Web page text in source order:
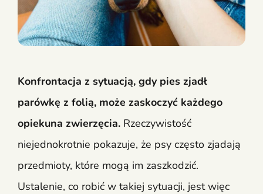
Konfrontacja z sytuacją, gdy pies zjadł
parówkę z folią, może zaskoczyć każdego
opiekuna zwierzęcia. Rzeczywistość
niejednokrotnie pokazuje, że psy często zjadają
przedmioty, które mogą im zaszkodzić.
Ustalenie, co robić w takiej sytuacji, jest więc